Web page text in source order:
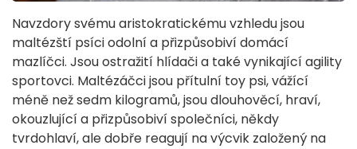
Navzdory svému aristokratickému vzhledu jsou
maltézští psíci odolní a přizpůsobiví domácí
mazlíčci. Jsou ostražití hlídači a také vynikající agility
sportovci. Maltézáčci jsou přítulní toy psi, vážící
méně než sedm kilogramů, jsou dlouhověcí, hraví,
okouzlující a přizpůsobiví společníci, někdy
tvrdohlaví, ale dobře reagují na výcvik založený na